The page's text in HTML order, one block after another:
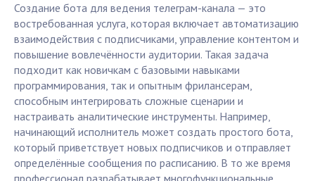
Создание бота для ведения телеграм-канала — это
востребованная услуга, которая включает автоматизацию
взаимодействия с подписчиками, управление контентом и
повышение вовлечённости аудитории. Такая задача
подходит как новичкам с базовыми навыками
программирования, так и опытным фрилансерам,
способным интегрировать сложные сценарии и
настраивать аналитические инструменты. Например,
начинающий исполнитель может создать простого бота,
который приветствует новых подписчиков и отправляет
определённые сообщения по расписанию. В то же время